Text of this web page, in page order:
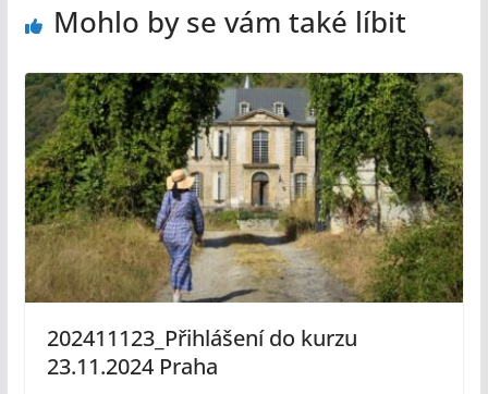
Mohlo by se vám také líbit
202411123_Přihlášení do kurzu
23.11.2024 Praha